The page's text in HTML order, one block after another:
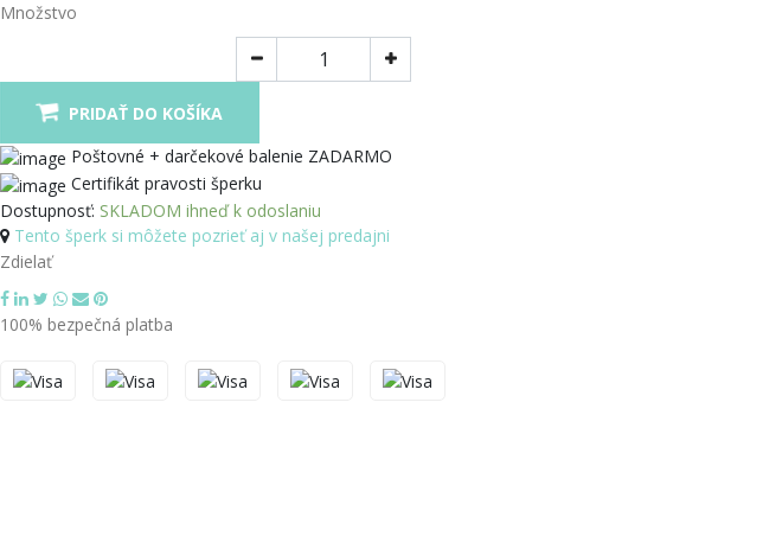
Množstvo
PRIDAŤ DO KOŠÍKA
Poštovné + darčekové balenie ZADARMO
Certifikát pravosti šperku
Dostupnosť: SKLADOM ihneď k odoslaniu
Tento šperk si môžete pozrieť aj v našej predajni
Zdielať
100% bezpečná platba